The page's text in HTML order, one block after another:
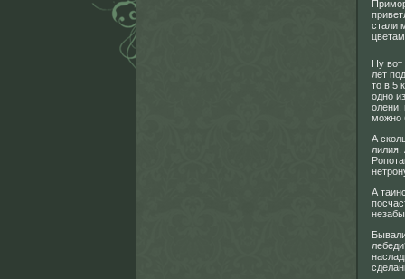
стали
Ну вот
лет
то в 5
одно
олени,
можно
А
лилия,
А